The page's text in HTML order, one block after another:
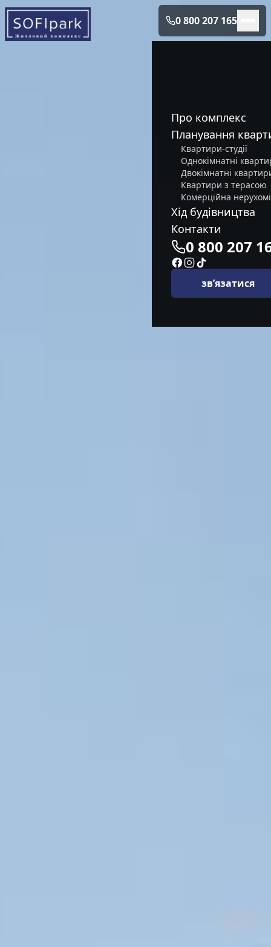
0 800 207 165
Про комплекс
Планування
Квартири-студії
Однокімнатні
Двокімнатні
Квартири з терасою
Комерційна
Хід будівництва
Контакти
0 800 207
зв’язатися